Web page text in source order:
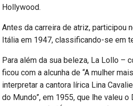
Hollywood.
Antes da carreira de atriz, participou
Itália em 1947, classificando-se em
Para além da sua beleza, La Lollo –
ficou com a alcunha de “A mulher
interpretar a cantora lírica Lina
do Mundo”, em 1955, que lhe valeu